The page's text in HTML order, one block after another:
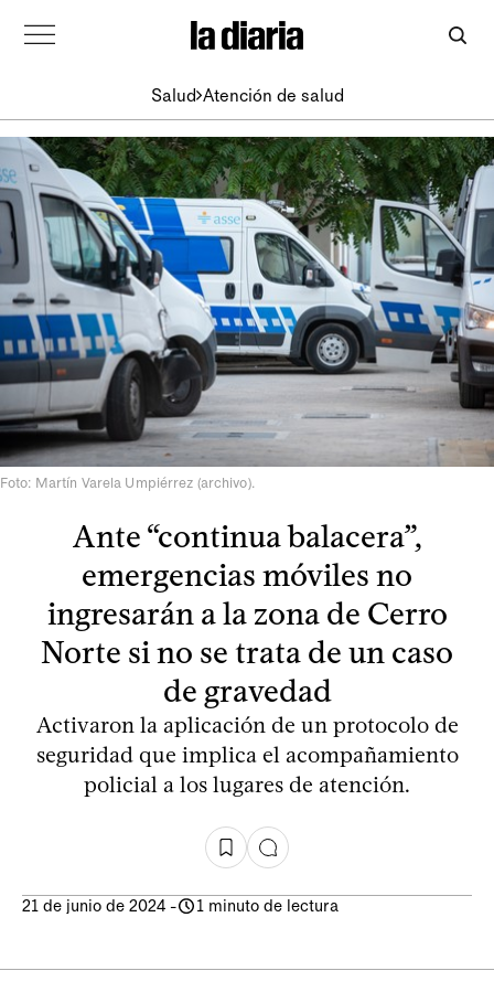
Salud Atención de salud
Foto: Martín Varela Umpiérrez (archivo).
Ante “continua balacera”,
emergencias móviles no
ingresarán a la zona de Cerro
Norte si no se trata de un caso
de gravedad
Activaron la aplicación de un protocolo de
seguridad que implica el acompañamiento
policial a los lugares de atención.
21 de junio de 2024 - 1 minuto de lectura